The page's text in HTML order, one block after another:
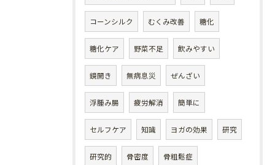
コーンシルク むくみ改善 糖化
糖化ケア 野菜不足 飲みやすい
鏡開き 無病息災 ぜんざい
浮腫み腸 疲労解消 簡単に
セルフケア 知識 ヨガの効果 研究
研究的 骨密度 骨粗鬆症